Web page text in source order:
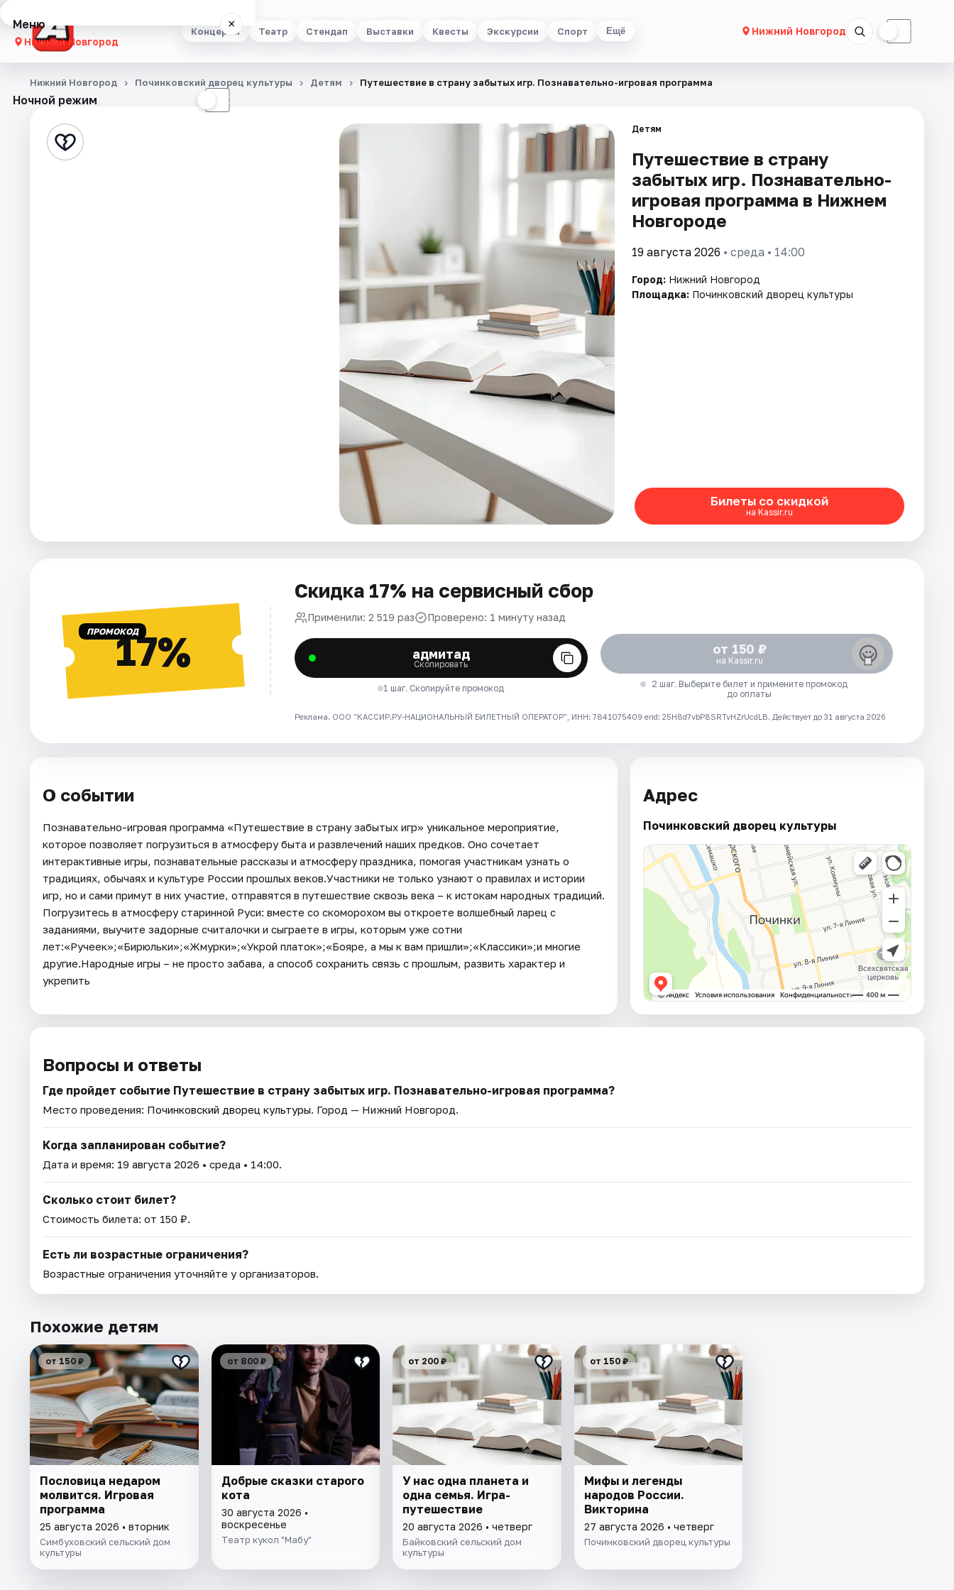
Концерты Театр Стендап Выставки Квесты Экскурсии Спорт Ещё Нижний Новгород ☾
Меню ×
Нижний Новгород
Концерты
Стендап
Ночной режим ☾
Нижний Новгород Починковский дворец культуры Детям Путешествие в страну забытых игр. Познавательно-игровая программа
Детям
Путешествие в страну
забытых игр. Познавательно-
игровая программа в Нижнем
Новгороде
19 августа 2026 • среда • 14:00
Город: Нижний Новгород
Площадка: Починковский дворец культуры
Билеты со скидкой
на Kassir.ru
ПРОМОКОД17%
Скидка 17% на сервисный сбор
Применили: 2 519 раз Проверено: 1 минуту назад
адмитад
Скопировать
1 шаг. Скопируйте промокод
от 150 ₽
на Kassir.ru
2 шаг. Выберите билет и примените промокод
до оплаты
Реклама. ООО "КАССИР.РУ-НАЦИОНАЛЬНЫЙ БИЛЕТНЫЙ ОПЕРАТОР", ИНН: 7841075409 erid: 25H8d7vbP8SRTvHZrUcdLB. Действует до 31 августа 2026
О событии
Познавательно-игровая программа «Путешествие в страну забытых игр» уникальное мероприятие,
которое позволяет погрузиться в атмосферу быта и развлечений наших предков. Оно сочетает
интерактивные игры, познавательные рассказы и атмосферу праздника, помогая участникам узнать о
традициях, обычаях и культуре России прошлых веков.Участники не только узнают о правилах и истории
игр, но и сами примут в них участие, отправятся в путешествие сквозь века – к истокам народных традиций.
Погрузитесь в атмосферу старинной Руси: вместе со скоморохом вы откроете волшебный ларец с
заданиями, выучите задорные считалочки и сыграете в игры, которым уже сотни
лет:«Ручеек»;«Бирюльки»;«Жмурки»;«Укрой платок»;«Бояре, а мы к вам пришли»;«Классики»;и многие
другие.Народные игры – не просто забава, а способ сохранить связь с прошлым, развить характер и
укрепить
Адрес
Починковский дворец культуры
Вопросы и ответы
Где пройдет событие Путешествие в страну забытых игр. Познавательно-игровая программа?
Место проведения: Починковский дворец культуры. Город — Нижний Новгород.
Когда запланирован событие?
Дата и время: 19 августа 2026 • среда • 14:00.
Сколько стоит билет?
Стоимость билета: от 150 ₽.
Есть ли возрастные ограничения?
Возрастные ограничения уточняйте у организаторов.
Похожие детям
от 150 ₽
Пословица недаром
молвится. Игровая
программа
25 августа 2026 • вторник
Симбуховский сельский дом
культуры
от 800 ₽
Добрые сказки старого
кота
30 августа 2026 •
воскресенье
Театр кукол "Мабу"
от 200 ₽
У нас одна планета и
одна семья. Игра-
путешествие
20 августа 2026 • четверг
Байковский сельский дом
культуры
от 150 ₽
Мифы и легенды
народов России.
Викторина
27 августа 2026 • четверг
Починковский дворец культуры